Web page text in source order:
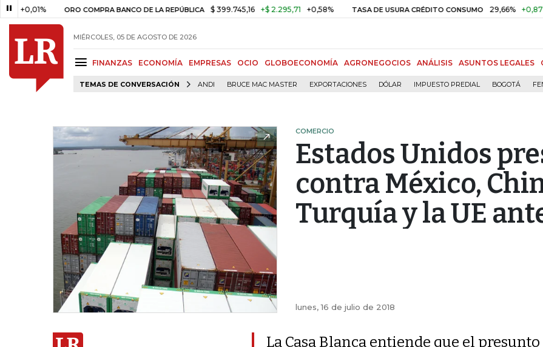
ORO COMPRA BANCO DE LA REPÚBLICA $ 399.745,16 +$ 2.295,71 +0,58% TASA DE USURA CRÉDITO CONSUMO 29,66% +0,87%
MIÉRCOLES, 05 DE AGOSTO DE 2026
FINANZAS ECONOMÍA EMPRESAS OCIO GLOBOECONOMÍA AGRONEGOCIOS ANÁLISIS ASUNTOS LEGALES
TEMAS DE CONVERSACIÓN ANDI BRUCE MAC MASTER EXPORTACIONES DÓLAR IMPUESTO PREDIAL BOGOTÁ
COMERCIO
Estados Unidos
contra México,
Turquía y la UE
lunes, 16 de julio de 2018
La Casa Blanca entiende que el presunto